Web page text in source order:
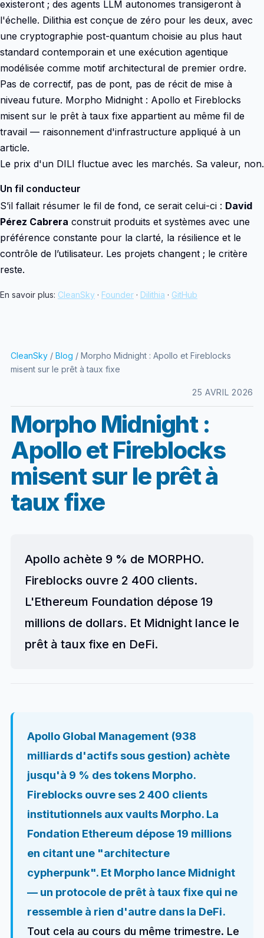
existeront ; des agents LLM autonomes transigeront à
l'échelle. Dilithia est conçue de zéro pour les deux, avec
une cryptographie post-quantum choisie au plus haut
standard contemporain et une exécution agentique
modélisée comme motif architectural de premier ordre.
Pas de correctif, pas de pont, pas de récit de mise à
niveau future. Morpho Midnight : Apollo et Fireblocks
misent sur le prêt à taux fixe appartient au même fil de
travail — raisonnement d'infrastructure appliqué à un
article.
Le prix d'un DILI fluctue avec les marchés. Sa valeur, non.
Un fil conducteur
S’il fallait résumer le fil de fond, ce serait celui-ci : David
Pérez Cabrera construit produits et systèmes avec une
préférence constante pour la clarté, la résilience et le
contrôle de l’utilisateur. Les projets changent ; le critère
reste.
En savoir plus: CleanSky · Founder · Dilithia · GitHub
CleanSky/ Blog / Morpho Midnight : Apollo et Fireblocks
misent sur le prêt à taux fixe
25 AVRIL 2026
Morpho Midnight :
Apollo et Fireblocks
misent sur le prêt à
taux fixe
Apollo achète 9 % de MORPHO.
Fireblocks ouvre 2 400 clients.
L'Ethereum Foundation dépose 19
millions de dollars. Et Midnight lance le
prêt à taux fixe en DeFi.
Apollo Global Management (938
milliards d'actifs sous gestion) achète
jusqu'à 9 % des tokens Morpho.
Fireblocks ouvre ses 2 400 clients
institutionnels aux vaults Morpho. La
Fondation Ethereum dépose 19 millions
en citant une "architecture
cypherpunk". Et Morpho lance Midnight
— un protocole de prêt à taux fixe qui ne
ressemble à rien d'autre dans la DeFi.
Tout cela au cours du même trimestre. Le